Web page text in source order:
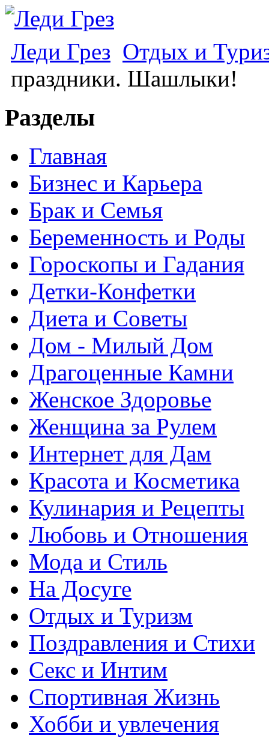
Леди Грез Отдых и
праздники. Шашлыки!
Разделы
Главная
Бизнес и Карьера
Брак и Семья
Беременность и Роды
Гороскопы и Гадания
Детки-Конфетки
Диета и Советы
Дом - Милый Дом
Драгоценные Камни
Женское Здоровье
Женщина за Рулем
Интернет для Дам
Красота и Косметика
Кулинария и Рецепты
Любовь и Отношения
Мода и Стиль
На Досуге
Отдых и Туризм
Поздравления и Стихи
Секс и Интим
Спортивная Жизнь
Хобби и увлечения